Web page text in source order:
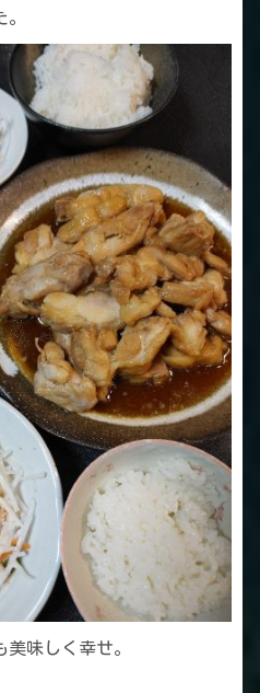
味しく幸せ。